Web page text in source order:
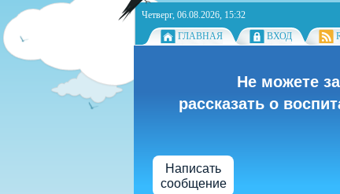
Четверг, 06.08.2026, 15:32
ГЛАВНАЯ
ВХОД
Не можете
рассказать о
Написать
сообщение